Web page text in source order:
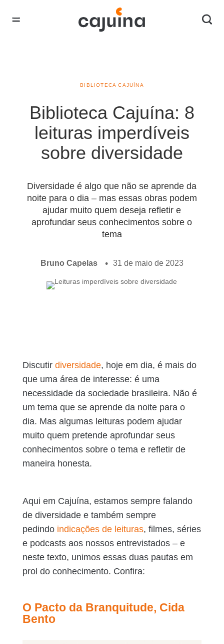
BIBLIOTECA CAJUÍNA
Biblioteca Cajuína: 8
leituras imperdíveis
sobre diversidade
Diversidade é algo que não se aprende da
noite para o dia – mas essas obras podem
ajudar muito quem deseja refletir e
aprofundar seus conhecimentos sobre o
tema
Bruno Capelas 31 de maio de 2023
Discutir diversidade, hoje em dia, é mais do
que uma área de interesse: é uma
necessidade da sociedade brasileira. Não é
um tema que se aprende da noite para o
dia. Mas algumas leituras podem ajudar
muito quem pretende aprofundar seus
conhecimentos sobre o tema e refletir de
maneira honesta.
Aqui em Cajuína, estamos sempre falando
de diversidade e também sempre
pedindo indicações de leituras, filmes, séries
e podcasts aos nossos entrevistados – e
neste texto, unimos essas duas pautas em
prol do conhecimento. Confira:
O Pacto da Branquitude, Cida
Bento